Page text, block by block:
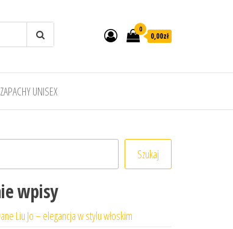
0
0,00zł
ZAPACHY UNISEX
Szukaj
wpisy
Liu Jo – elegancja w stylu włoskim